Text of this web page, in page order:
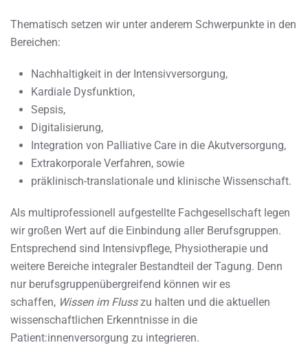
Thematisch setzen wir unter anderem Schwerpunkte in den
Bereichen:
Nachhaltigkeit in der Intensivversorgung,
Kardiale Dysfunktion,
Sepsis,
Digitalisierung,
Integration von Palliative Care in die Akutversorgung,
Extrakorporale Verfahren, sowie
präklinisch-translationale und klinische Wissenschaft.
Als multiprofessionell aufgestellte Fachgesellschaft legen
wir großen Wert auf die Einbindung aller Berufsgruppen.
Entsprechend sind Intensivpflege, Physiotherapie und
weitere Bereiche integraler Bestandteil der Tagung. Denn
nur berufsgruppenübergreifend können wir es
schaffen, Wissen im Flusszu halten und die aktuellen
wissenschaftlichen Erkenntnisse in die
Patient:innenversorgung zu integrieren.